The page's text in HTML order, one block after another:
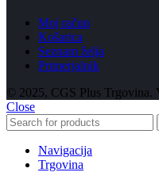
Moj račun
Košarica
Seznam želja
Primerjalnik
© 2025, CGS Plus Trgovina.
Close
Navigacija
Trgovina